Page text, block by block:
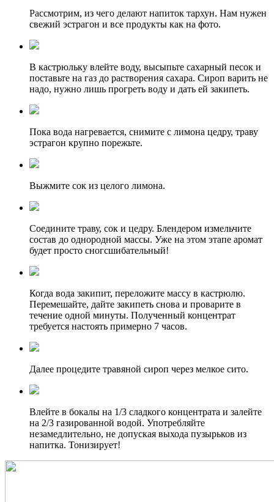
Рассмотрим, из чего делают напиток тархун. Нам нужен
свежий эстрагон и все продукты как на фото.
В кастрюльку влейте воду, высыпьте сахарный песок и
поставьте на газ до растворения сахара. Сироп варить не
надо, нужно лишь прогреть воду и дать ей закипеть.
Пока вода нагревается, снимите с лимона цедру, траву
эстрагон крупно порежьте.
Выжмите сок из целого лимона.
Соедините траву, сок и цедру. Блендером измельчите
состав до однородной массы. Уже на этом этапе аромат
будет просто сногсшибательный!
Когда вода закипит, переложите массу в кастрюлю.
Перемешайте, дайте закипеть снова и проварите в
течение одной минуты. Полученный концентрат
требуется настоять примерно 7 часов.
Далее процедите травяной сироп через мелкое сито.
Влейте в бокалы на 1/3 сладкого концентрата и залейте
на 2/3 газированной водой. Употребляйте
незамедлительно, не допуская выхода пузырьков из
напитка. Тонизирует!